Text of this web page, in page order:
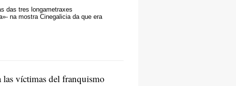
das tres longametraxes
na mostra Cinegalicia da que era
víctimas del franquismo